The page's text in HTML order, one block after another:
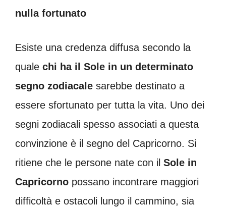
nulla fortunato
Esiste una credenza diffusa secondo la
quale chi ha il Sole in un determinato
segno zodiacale sarebbe destinato a
essere sfortunato per tutta la vita. Uno dei
segni zodiacali spesso associati a questa
convinzione è il segno del Capricorno. Si
ritiene che le persone nate con il Sole in
Capricorno possano incontrare maggiori
difficoltà e ostacoli lungo il cammino, sia